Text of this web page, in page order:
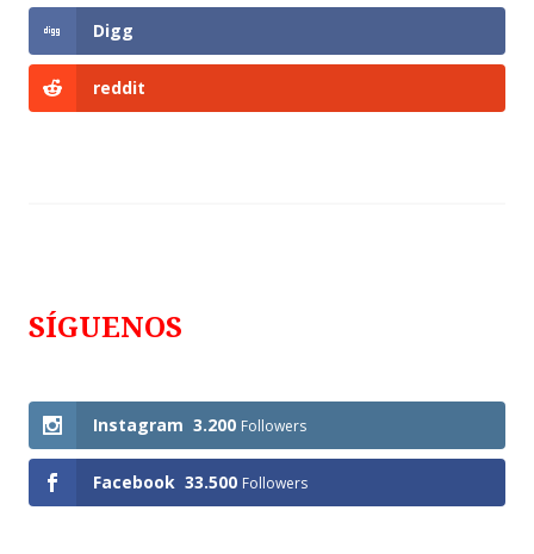
Digg
reddit
SÍGUENOS
Instagram 3.200 Followers
Facebook 33.500 Followers